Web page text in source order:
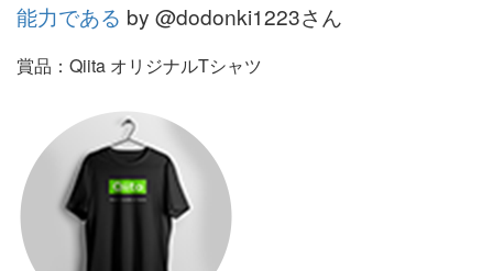
能力である by @dodonki1223さん
賞品：Qiita オリジナルTシャツ